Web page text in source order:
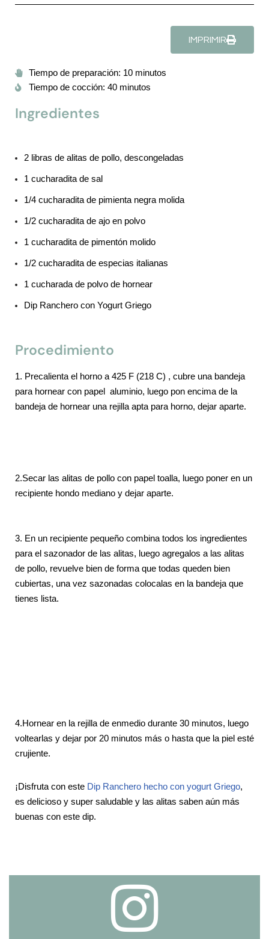
IMPRIMIR
Tiempo de preparación: 10 minutos
Tiempo de cocción: 40 minutos
Ingredientes
2 libras de alitas de pollo, descongeladas
1 cucharadita de sal
1/4 cucharadita de pimienta negra molida
1/2 cucharadita de ajo en polvo
1 cucharadita de pimentón molido
1/2 cucharadita de especias italianas
1 cucharada de polvo de hornear
Dip Ranchero con Yogurt Griego
Procedimiento
1. Precalienta el horno a 425 F (218 C) , cubre una bandeja
para hornear con papel aluminio, luego pon encima de la
bandeja de hornear una rejilla apta para horno, dejar aparte.
2.Secar las alitas de pollo con papel toalla, luego poner en un
recipiente hondo mediano y dejar aparte.
3. En un recipiente pequeño combina todos los ingredientes
para el sazonador de las alitas, luego agregalos a las alitas
de pollo, revuelve bien de forma que todas queden bien
cubiertas, una vez sazonadas colocalas en la bandeja que
tienes lista.
4.Hornear en la rejilla de enmedio durante 30 minutos, luego
voltearlas y dejar por 20 minutos más o hasta que la piel esté
crujiente.
¡Disfruta con este Dip Ranchero hecho con yogurt Griego,
es delicioso y super saludable y las alitas saben aún más
buenas con este dip.